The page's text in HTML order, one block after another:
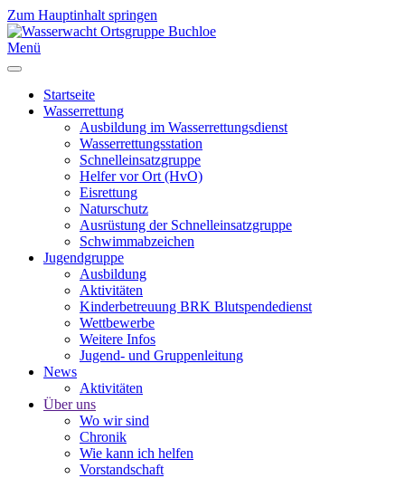
Zum Hauptinhalt springen
Menü
Startseite
Wasserrettung
Ausbildung im Wasserrettungsdienst
Wasserrettungsstation
Schnelleinsatzgruppe
Helfer vor Ort (HvO)
Eisrettung
Naturschutz
Ausrüstung der Schnelleinsatzgruppe
Schwimmabzeichen
Jugendgruppe
Ausbildung
Aktivitäten
Kinderbetreuung BRK Blutspendedienst
Wettbewerbe
Weitere Infos
Jugend- und Gruppenleitung
News
Aktivitäten
Über uns
Wo wir sind
Chronik
Wie kann ich helfen
Vorstandschaft